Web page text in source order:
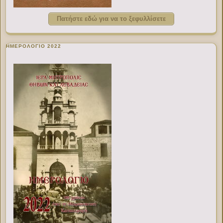
Πατήστε εδώ για να το ξεφυλλίσετε
ΗΜΕΡΟΛΟΓΙΟ 2022